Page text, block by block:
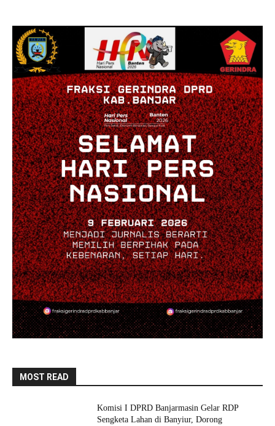
MOST READ
Komisi I DPRD Banjarmasin Gelar RDP
Sengketa Lahan di Banyiur, Dorong